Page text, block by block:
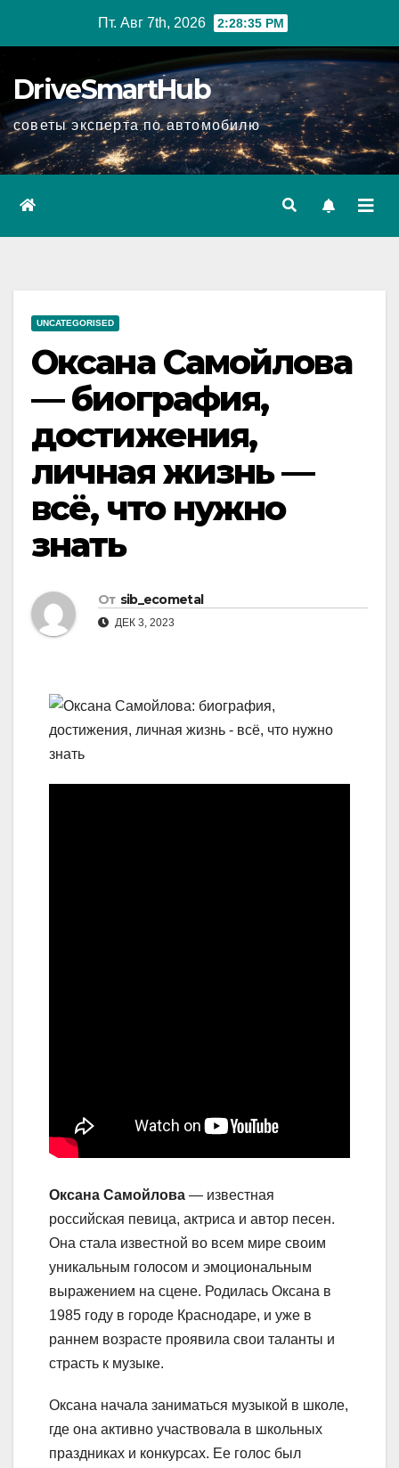
Пт. Авг 7th, 2026 2:28:36 PM
DriveSmartHub
советы эксперта по автомобилю
UNCATEGORISED
Оксана Самойлова
— биография,
достижения,
личная жизнь —
всё, что нужно
знать
От sib_ecometal
ДЕК 3, 2023
Оксана Самойлова — известная
российская певица, актриса и автор песен.
Она стала известной во всем мире своим
уникальным голосом и эмоциональным
выражением на сцене. Родилась Оксана в
1985 году в городе Краснодаре, и уже в
раннем возрасте проявила свои таланты и
страсть к музыке.
Оксана начала заниматься музыкой в школе,
где она активно участвовала в школьных
праздниках и конкурсах. Ее голос был